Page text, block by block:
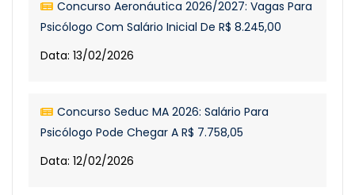
Concurso Aeronáutica 2026/2027: Vagas Para
Psicólogo Com Salário Inicial De R$ 8.245,00
Data: 13/02/2026
Concurso Seduc MA 2026: Salário Para
Psicólogo Pode Chegar A R$ 7.758,05
Data: 12/02/2026